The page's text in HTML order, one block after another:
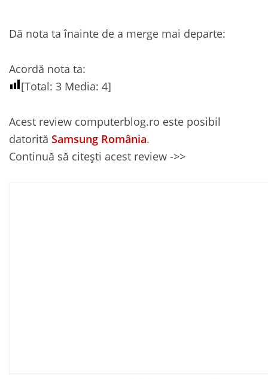
Dă nota ta înainte de a merge mai departe:
Acordă nota ta:
[Total: 3 Media: 4]
Acest review computerblog.ro este posibil
datorită Samsung România.
Continuă să citești acest review ->>